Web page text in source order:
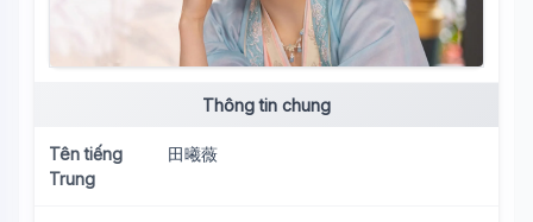
Thông tin chung
Tên tiếng
Trung
田曦薇